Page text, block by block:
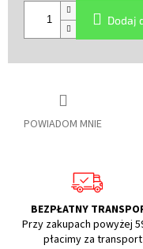
POWIADOM MNIE
jednostkowa:
Dodaj
BEZPŁATNY
Przy zakupach powyżej
płacimy za transport